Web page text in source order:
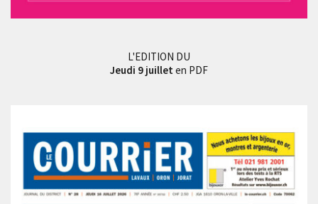
L'EDITION DU
Jeudi 9 juillet en PDF